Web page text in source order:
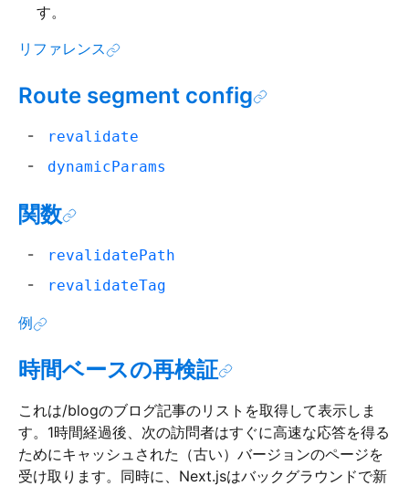
す。
リファレンス
Route segment config
revalidate
dynamicParams
関数
revalidatePath
revalidateTag
例
時間ベースの再検証
これは/blogのブログ記事のリストを取得して表示しま
す。1時間経過後、次の訪問者はすぐに高速な応答を得る
ためにキャッシュされた（古い）バージョンのページを
受け取ります。同時に、Next.jsはバックグラウンドで新